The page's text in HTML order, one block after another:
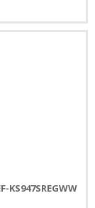
KS947SREGWW